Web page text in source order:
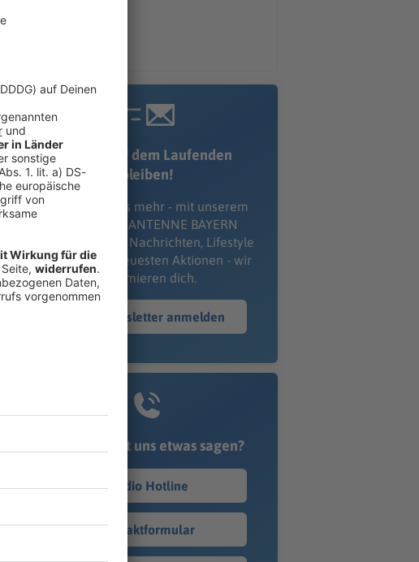
Immer auf dem Laufenden
bleiben!
Verpass' nichts mehr - mit unserem
kostenlosen ANTENNE BAYERN
Newsletter. Ob Nachrichten, Lifestyle
oder unsere neuesten Aktionen - wir
informieren dich.
Zum Newsletter anmelden
Du möchtest uns etwas sagen?
Studio Hotline
Kontaktformular